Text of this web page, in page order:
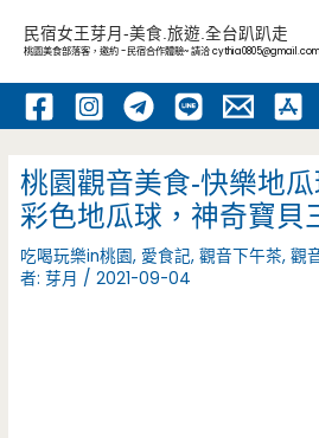
內
民宿女王芽月-美食.旅遊.全台趴趴走
桃園美食部落客，邀約 -民宿合作體驗~ 請洽cythia0805@gmail.com
桃園觀音美食-快樂地
彩色地瓜球，神奇寶貝
吃喝玩樂in桃園, 愛食記,觀音下午茶,觀
者:芽月 /2021-09-04